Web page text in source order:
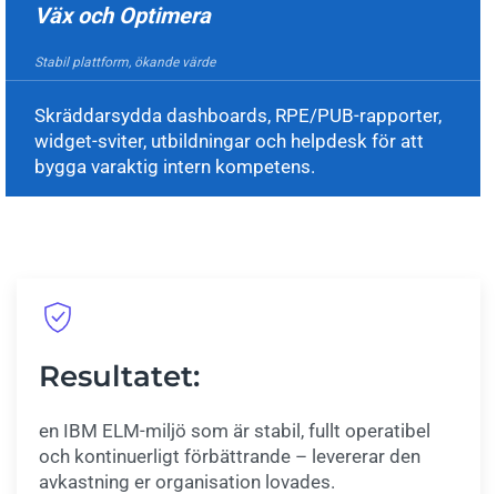
Väx och Optimera
Stabil plattform, ökande värde
Skräddarsydda dashboards, RPE/PUB-rapporter,
widget-sviter, utbildningar och helpdesk för att
bygga varaktig intern kompetens.
Resultatet:
en IBM ELM-miljö som är stabil, fullt operatibel
och kontinuerligt förbättrande – levererar den
avkastning er organisation lovades.